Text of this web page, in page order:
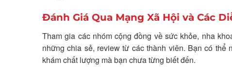
Đánh Giá Qua Mạng Xã Hội và Các
Tham gia các nhóm cộng đồng về sức khỏe, nha
những chia sẻ, review từ các thành viên. Bạn có
khám chất lượng mà bạn chưa từng biết đến.